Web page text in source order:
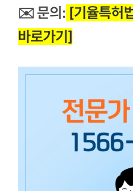
✉️ 문의: [기율특허
바로가기]